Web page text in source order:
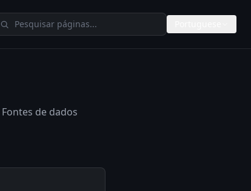
no TheAIMeters
de dados